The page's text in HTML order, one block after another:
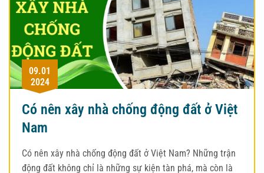
09.01
2024
Có nên xây nhà chống động đất ở Việt
Nam
Có nên xây nhà chống động đất ở Việt Nam? Những trận
động đất không chỉ là những sự kiện tàn phá, mà còn là